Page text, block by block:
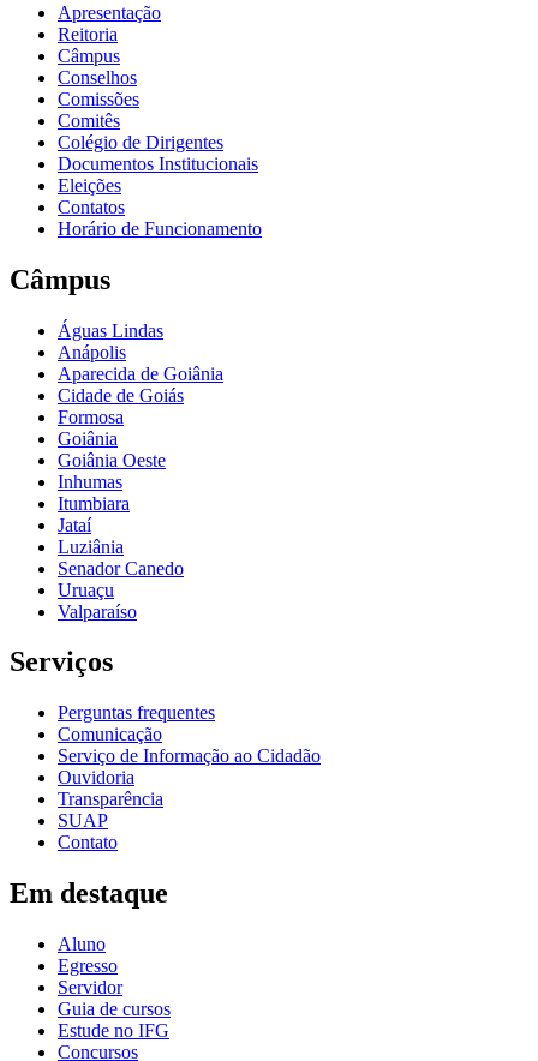
Apresentação
Reitoria
Câmpus
Conselhos
Comissões
Comitês
Colégio de Dirigentes
Documentos Institucionais
Eleições
Contatos
Horário de Funcionamento
Câmpus
Águas Lindas
Anápolis
Aparecida de Goiânia
Cidade de Goiás
Formosa
Goiânia
Goiânia Oeste
Inhumas
Itumbiara
Jataí
Luziânia
Senador Canedo
Uruaçu
Valparaíso
Serviços
Perguntas frequentes
Comunicação
Serviço de Informação ao Cidadão
Ouvidoria
Transparência
SUAP
Contato
Em destaque
Aluno
Egresso
Servidor
Guia de cursos
Estude no IFG
Concursos